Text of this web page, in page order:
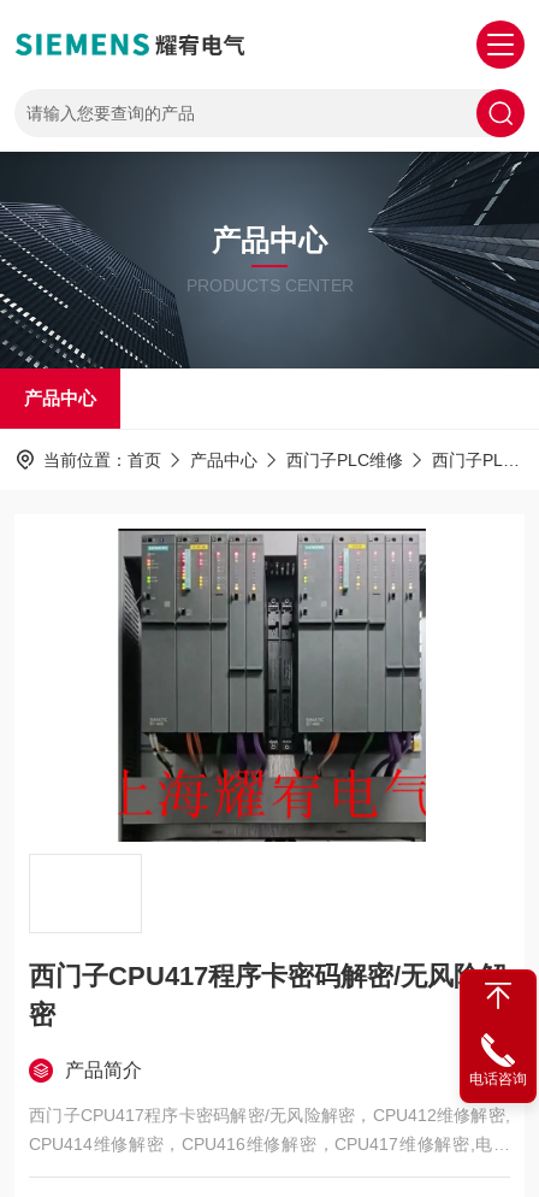
产品中心
PRODUCTS CENTER
产品中心
当前位置： 首页 产品中心 西门子PLC维修 西门子PLC400维修解密
西门子CPU417程序卡密码解密/无风险解
密
产品简介
西门子CPU417程序卡密码解密/无风险解密，CPU412维修解密,
CPU414维修解密，CPU416维修解密，CPU417维修解密,电源
指示灯不亮 全亮维修开机不启动维修，指示灯全闪维修CPU通讯
电话咨询